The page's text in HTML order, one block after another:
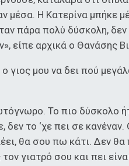
μέσα. Η Κατερίνα μπήκε
πάρα πολύ δύσκολη,
είπε αρχικά ο Θανάσης
γιος μου να δει πού
Το πιο δύσκολο
δεν το ‘χε πει σε
θα σου πω κάτι. Δεν θα
γιατρό σου και πει